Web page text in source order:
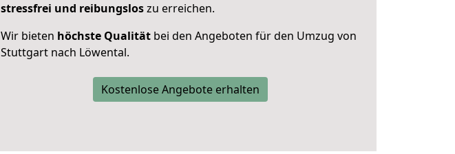
stressfrei und reibungsloszu erreichen.
Wir bieten höchste Qualität bei den Angeboten für den Umzug von
Stuttgart nach Löwental.
Kostenlose Angebote erhalten